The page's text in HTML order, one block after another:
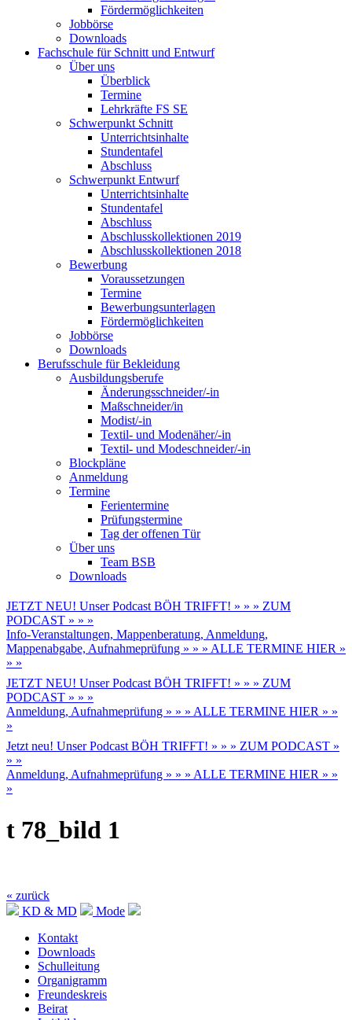
Fördermöglichkeiten
Jobbörse
Downloads
Fachschule für Schnitt und Entwurf
Über uns
Überblick
Termine
Lehrkräfte FS SE
Schwerpunkt Schnitt
Unterrichtsinhalte
Stundentafel
Abschluss
Schwerpunkt Entwurf
Unterrichtsinhalte
Stundentafel
Abschluss
Abschlusskollektionen 2019
Abschlusskollektionen 2018
Bewerbung
Voraussetzungen
Termine
Bewerbungsunterlagen
Fördermöglichkeiten
Jobbörse
Downloads
Berufsschule für Bekleidung
Ausbildungsberufe
Änderungsschneider/-in
Maßschneider/in
Modist/-in
Textil- und Modenäher/-in
Textil- und Modeschneider/-in
Blockpläne
Anmeldung
Termine
Ferientermine
Prüfungstermine
Tag der offenen Tür
Über uns
Team BSB
Downloads
JETZT NEU! Unser Podcast BÖH TRIFFT! » » » ZUM
PODCAST » » »
Info-Veranstaltungen, Mappenberatung, Anmeldung,
Mappenabgabe, Aufnahmeprüfung » » » ALLE TERMINE HIER »
» »
JETZT NEU! Unser Podcast BÖH TRIFFT! » » » ZUM
PODCAST » » »
Anmeldung, Aufnahmeprüfung » » » ALLE TERMINE HIER » »
»
Jetzt neu! Unser Podcast BÖH TRIFFT! » » » ZUM PODCAST »
» »
Anmeldung, Aufnahmeprüfung » » » ALLE TERMINE HIER » »
»
t 78_bild 1
« zurück
KD & MD
Mode
Kontakt
Downloads
Schulleitung
Organigramm
Freundeskreis
Beirat